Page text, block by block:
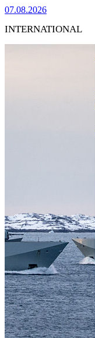
07.08.2026
INTERNATIONAL